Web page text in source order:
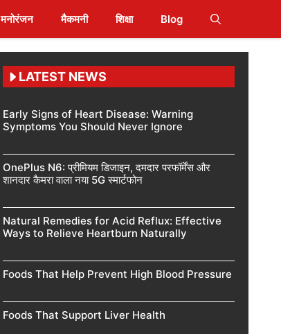
मनोरंजन मैकमनी शिक्षा Blog
LATEST NEWS
Early Signs of Heart Disease: Warning
Symptoms You Should Never Ignore
OnePlus N6: प्रीमियम डिजाइन, दमदार परफॉर्मेंस और
शानदार कैमरा वाला नया 5G स्मार्टफोन
Natural Remedies for Acid Reflux: Effective
Ways to Relieve Heartburn Naturally
Foods That Help Prevent High Blood Pressure
Foods That Support Liver Health